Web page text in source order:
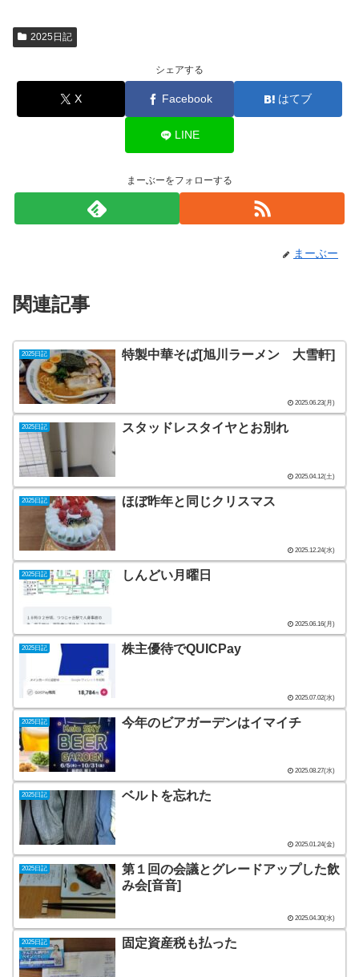
2025日記
シェアする
X Facebook はてブ
LINE
まーぶーをフォローする
まーぶー
関連記事
2025日記 特製中華そば[旭川ラーメン 大雪軒]
2025.06.23(月)
2025日記 スタッドレスタイヤとお別れ
2025.04.12(土)
2025日記 ほぼ昨年と同じクリスマス
2025.12.24(水)
2025日記 しんどい月曜日
2025.06.16(月)
2025日記 株主優待でQUICPay
2025.07.02(水)
2025日記 今年のビアガーデンはイマイチ
2025.08.27(水)
2025日記 ベルトを忘れた
2025.01.24(金)
2025日記
第１回の会議とグレードアップした飲
み会[音音]
2025.04.30(水)
2025日記 固定資産税も払った